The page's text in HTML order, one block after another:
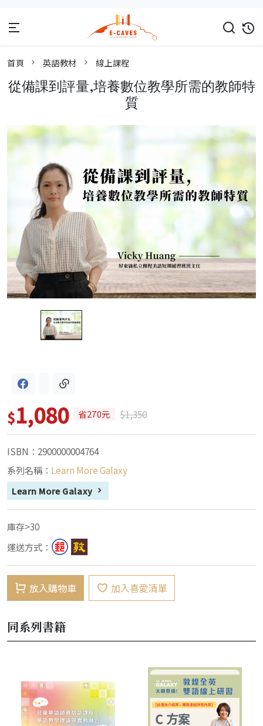
首頁 英語教材 線上課程
從備課到評量,培養數位教學所需的教師特
質
$1,080 省270元 $1,350
ISBN：2900000004764
系列名稱： Learn More Galaxy
Learn More Galaxy
庫存>30
運送方式：
放入購物車 加入喜愛清單
同系列書籍